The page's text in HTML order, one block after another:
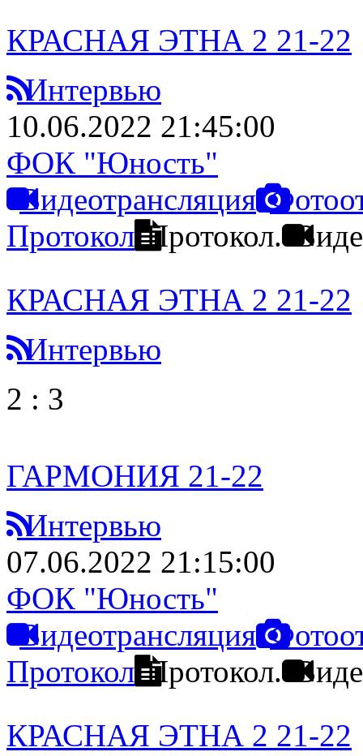
КРАСНАЯ ЭТНА 2 21-22
Интервью
10.06.2022 21:45:00
ФОК "Юность"
Видеотрансляция
Протокол Протокол.
КРАСНАЯ ЭТНА 2 21-22
Интервью
2 : 3
ГАРМОНИЯ 21-22
Интервью
07.06.2022 21:15:00
ФОК "Юность"
Видеотрансляция
Протокол Протокол.
КРАСНАЯ ЭТНА 2 21-22